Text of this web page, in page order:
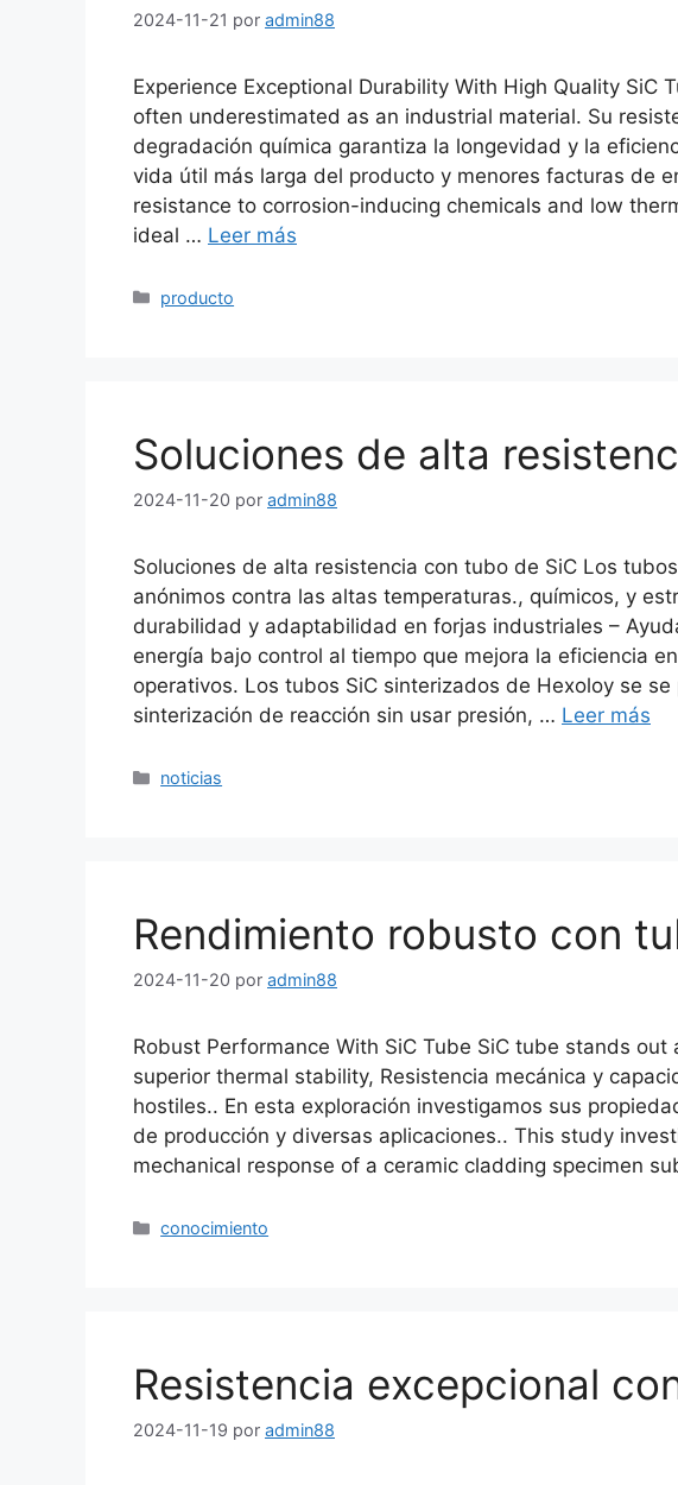
2024-11-21 por admin88
Experience Exceptional Durability With High Quality SiC
often underestimated as an industrial material. Su
degradación química garantiza la longevidad y la
vida útil más larga del producto y menores facturas de
resistance to corrosion-inducing chemicals and low
ideal … Leer más
Categorías
producto
Soluciones de alta
2024-11-20 por admin88
Soluciones de alta resistencia con tubo de SiC Los
anónimos contra las altas temperaturas., químicos, y
durabilidad y adaptabilidad en forjas industriales –
energía bajo control al tiempo que mejora la eficiencia
operativos. Los tubos SiC sinterizados de Hexoloy se
sinterización de reacción sin usar presión, … Leer más
Categorías
noticias
Rendimiento robusto con
2024-11-20 por admin88
Robust Performance With SiC Tube SiC tube stands
superior thermal stability, Resistencia mecánica y
hostiles.. En esta exploración investigamos sus
de producción y diversas aplicaciones.. This study
mechanical response of a ceramic cladding specimen
Categorías
conocimiento
Resistencia excepcional
2024-11-19 por admin88